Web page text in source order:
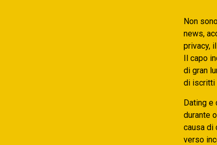
Non
news,
privacy,
Il capo
di gran
di iscritti
Dating e
durante
causa di
verso